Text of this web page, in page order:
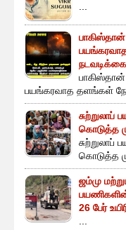
...
நடவடிக்கை
பயங்கரவாத தளங்கள்
கொடுத்த
கொடுத்த
ஜம்மு
26 பேர்
...